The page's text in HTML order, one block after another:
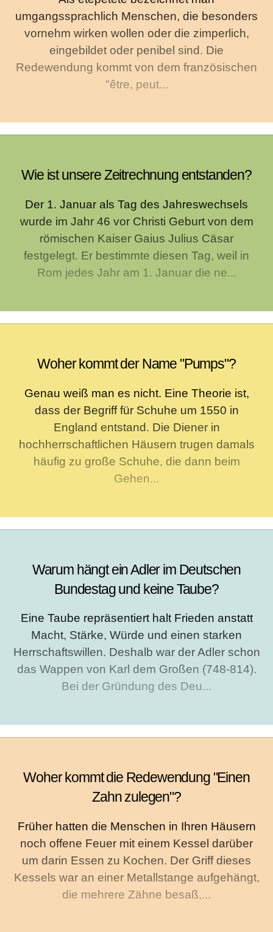
umgangssprachlich Menschen, die besonders
vornehm wirken wollen oder die zimperlich,
eingebildet oder penibel sind. Die
Redewendung kommt von dem französischen
"être, peut...
Wie ist unsere Zeitrechnung entstanden?
Der 1. Januar als Tag des Jahreswechsels
wurde im Jahr 46 vor Christi Geburt von dem
römischen Kaiser Gaius Julius Cäsar
festgelegt. Er bestimmte diesen Tag, weil in
Rom jedes Jahr am 1. Januar die ne...
Woher kommt der Name "Pumps"?
Genau weiß man es nicht. Eine Theorie ist,
dass der Begriff für Schuhe um 1550 in
England entstand. Die Diener in
hochherrschaftlichen Häusern trugen damals
häufig zu große Schuhe, die dann beim
Gehen...
Warum hängt ein Adler im Deutschen
Bundestag und keine Taube?
Eine Taube repräsentiert halt Frieden anstatt
Macht, Stärke, Würde und einen starken
Herrschaftswillen. Deshalb war der Adler schon
das Wappen von Karl dem Großen (748-814).
Bei der Gründung des Deu...
Woher kommt die Redewendung "Einen
Zahn zulegen"?
Früher hatten die Menschen in Ihren Häusern
noch offene Feuer mit einem Kessel darüber
um darin Essen zu Kochen. Der Griff dieses
Kessels war an einer Metallstange aufgehängt,
die mehrere Zähne besaß,...